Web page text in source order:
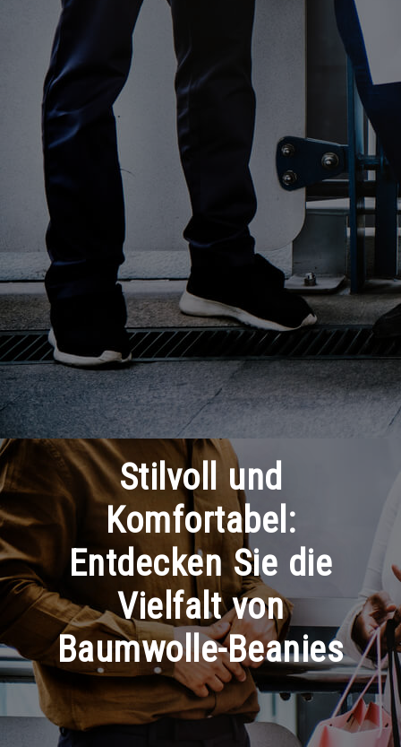
Stilvoll und
Komfortabel:
Entdecken Sie die
Vielfalt von
Baumwolle-Beanies